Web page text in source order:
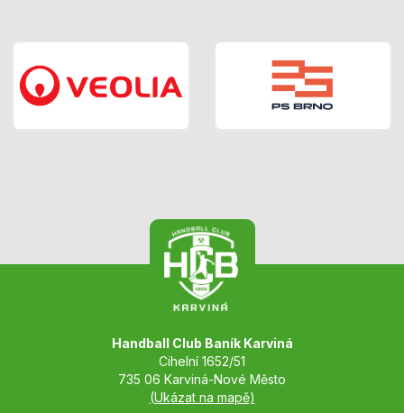
Handball Club Baník Karviná
Cihelní 1652/51
735 06 Karviná-Nové Město
(Ukázat na mapě)